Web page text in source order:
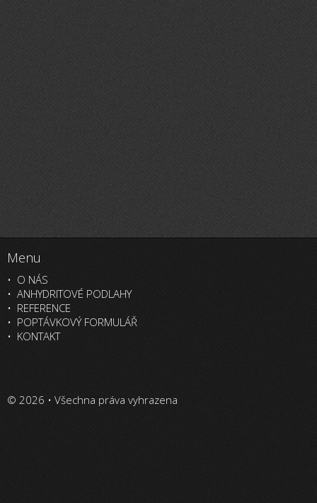
Menu
O NÁS
ANHYDRITOVÉ PODLAHY
REFERENCE
POPTÁVKOVÝ FORMULÁŘ
KONTAKT
© 2026 • Všechna práva vyhrazena